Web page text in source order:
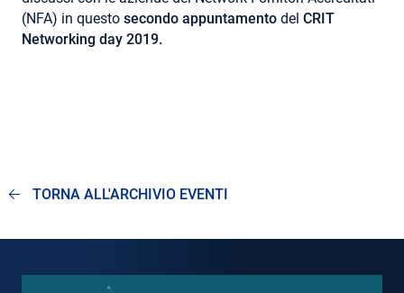
(NFA) in questo secondo appuntamento del CRIT
Networking day 2019.
TORNA ALL'ARCHIVIO EVENTI